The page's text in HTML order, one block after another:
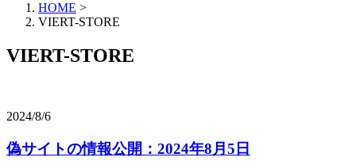
HOME >
VIERT-STORE
VIERT-STORE
2024/8/6
偽サイトの情報公開：2024年8月5日